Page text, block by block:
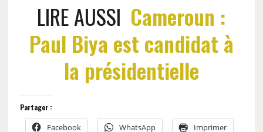
LIRE AUSSI Cameroun :
Paul Biya est candidat à
la présidentielle
Partager :
Facebook WhatsApp Imprimer